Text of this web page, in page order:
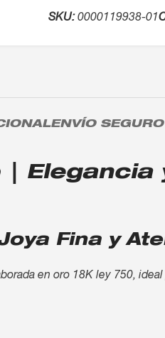
SKU:0000119938-01
ENVÍO SEGURO
| Elegancia
Fina y
en oro 18K ley 750,